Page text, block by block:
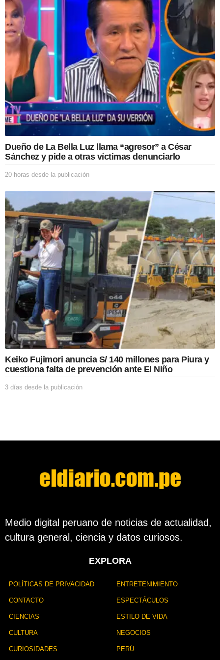
d
e
s
d
e
l
a
p
u
b
l
a
c
Dueño de La Bella Luz llama “agresor” a César
Sánchez y pide a otras víctimas denunciarlo
20 horas desde la publicación
h
o
a
s
d
e
s
d
e
l
b
l
i
a
c
Keiko Fujimori anuncia S/ 140 millones para Piura y
cuestiona falta de prevención ante El Niño
3 días desde la publicación
e
l
i
ó
Medio digital peruano de noticias de actualidad,
cultura general, ciencia y datos curiosos.
EXPLORA
POLÍTICAS DE PRIVACIDAD
CONTACTO
CIENCIAS
CULTURA
CURIOSIDADES
ENTRETENIMIENTO
ESPECTÁCULOS
ESTILO DE VIDA
NEGOCIOS
PERÚ